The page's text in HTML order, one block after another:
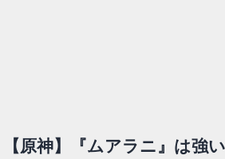
【原神】『ムアラニ』は強